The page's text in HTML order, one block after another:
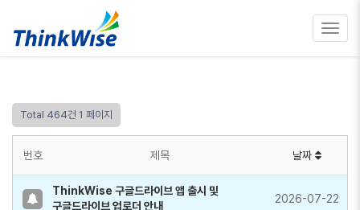
Total 464건 1 페이지
번호 제목 날짜
ThinkWise 구글드라이브 앱 출시 및
구글드라이브 업로더 안내
2026-07-22